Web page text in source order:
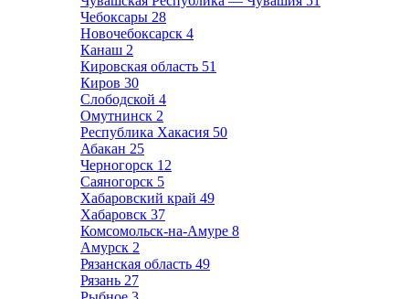
Чебоксары 28
Новочебоксарск 4
Канаш 2
Кировская область 51
Киров 30
Слободской 4
Омутнинск 2
Республика Хакасия 50
Абакан 25
Черногорск 12
Саяногорск 5
Хабаровский край 49
Хабаровск 37
Комсомольск-на-Амуре 8
Амурск 2
Рязанская область 49
Рязань 27